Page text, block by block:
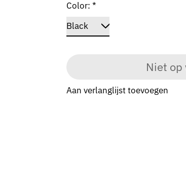
Color:*
Niet op
Aan verlanglijst toevoegen